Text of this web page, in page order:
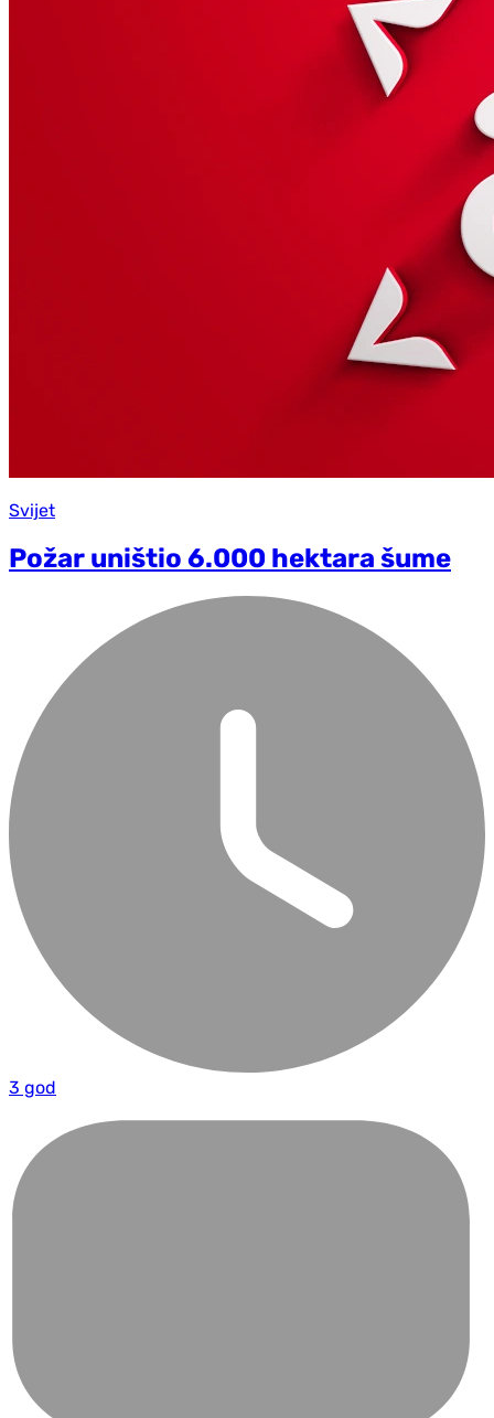
Svijet
Požar uništio 6.000 hektara šume
3 god